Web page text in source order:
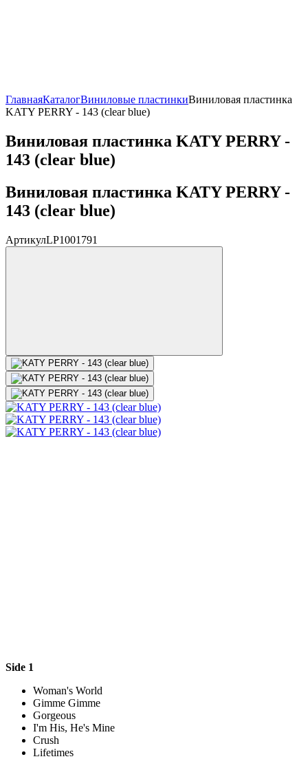
ГлавнаяКаталогВиниловые пластинкиВиниловая пластинка
KATY PERRY - 143 (clear blue)
Виниловая пластинка KATY PERRY -
143 (clear blue)
Виниловая пластинка KATY PERRY -
143 (clear blue)
АртикулLP1001791
Side 1
Woman's World
Gimme Gimme
Gorgeous
I'm His, He's Mine
Crush
Lifetimes